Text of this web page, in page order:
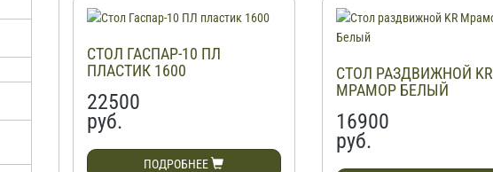
СТОЛ ГАСПАР-10 ПЛ
ПЛАСТИК 1600
22500
руб.
ПОДРОБНЕЕ
СТОЛ РАЗДВИЖНОЙ KR
МРАМОР БЕЛЫЙ
16900
руб.